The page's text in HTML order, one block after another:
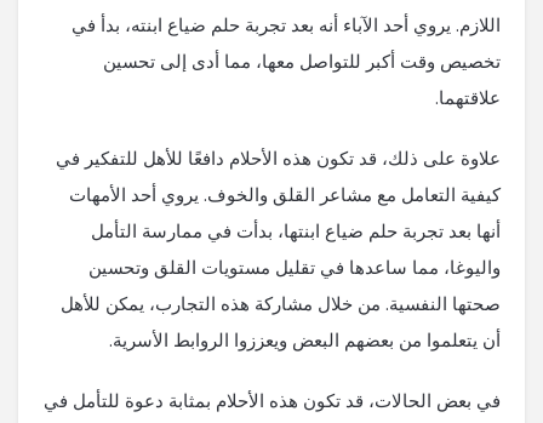
اللازم. يروي أحد الآباء أنه بعد تجربة حلم ضياع ابنته، بدأ في
تخصيص وقت أكبر للتواصل معها، مما أدى إلى تحسين
علاقتهما.
علاوة على ذلك، قد تكون هذه الأحلام دافعًا للأهل للتفكير في
كيفية التعامل مع مشاعر القلق والخوف. يروي أحد الأمهات
أنها بعد تجربة حلم ضياع ابنتها، بدأت في ممارسة التأمل
واليوغا، مما ساعدها في تقليل مستويات القلق وتحسين
صحتها النفسية. من خلال مشاركة هذه التجارب، يمكن للأهل
أن يتعلموا من بعضهم البعض ويعززوا الروابط الأسرية.
في بعض الحالات، قد تكون هذه الأحلام بمثابة دعوة للتأمل في